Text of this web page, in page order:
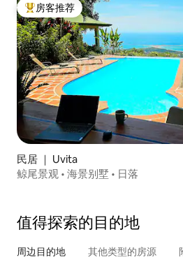
热门「房客推荐」
房客推荐
民居 ｜ Uvita
鲸尾景观 • 海景别墅 • 日落
值得探索的目的地
周边目的地 其他类型的房源